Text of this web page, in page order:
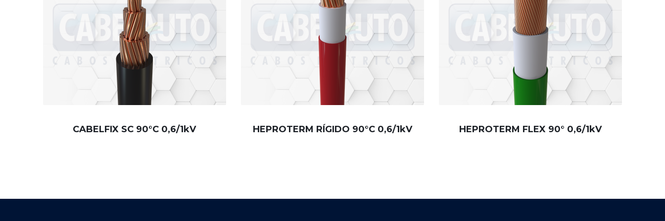
CABELFIX SC 90°C 0,6/1kV HEPROTERM RÍGIDO 90°C 0,6/1kV HEPROTERM FLEX 90° 0,6/1kV